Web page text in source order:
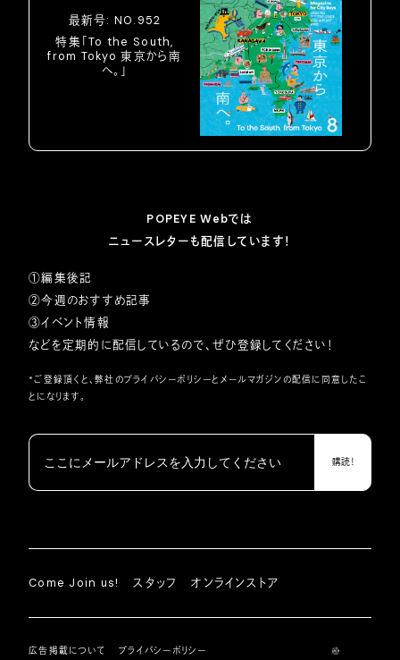
最新号: NO.952
特集「To the South,
from Tokyo 東京から南
へ。」
POPEYE Webでは
ニュースレターも配信しています！
①編集後記
②今週のおすすめ記事
③イベント情報
などを定期的に配信しているので、ぜひ登録してください！
*ご登録頂くと、弊社のプライバシーポリシーとメールマガジンの配信に同意したこ
とになります。
Come Join us! スタッフ オンラインストア
広告掲載について プライバシーポリシー